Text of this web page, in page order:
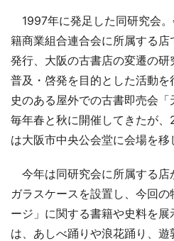
1997年に発足した同研究会
籍商業組合連合会に所属する
発行、大阪の古書店の変遷の
普及・啓発を目的とした活動
史のある屋外での古書即売会
毎年春と秋に開催してきたが
は大阪市中央公会堂に会場を移
今年は同研究会に所属する店
ガラスケースを設置し、今回
ージ」に関する書籍や史料を
は、あしべ踊りや浪花踊り、